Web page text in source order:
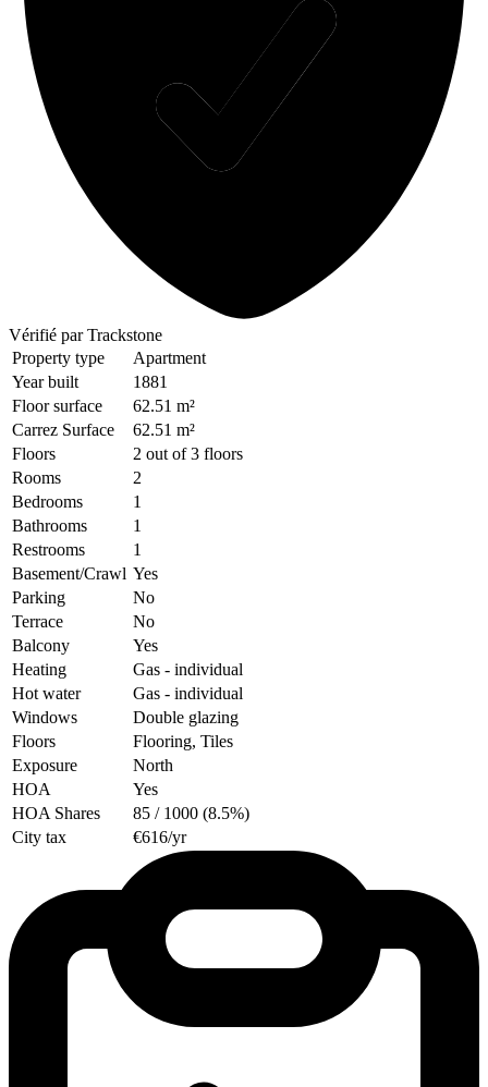
Vérifié par Trackstone
Property type
Apartment
Year built
1881
Floor surface
62.51 m²
Carrez Surface
62.51 m²
Floors
2 out of 3 floors
Rooms
2
Bedrooms
1
Bathrooms
1
Restrooms
1
Basement/Crawl Yes
Parking
No
Terrace
No
Balcony
Yes
Heating
Gas - individual
Hot water
Gas - individual
Windows
Double glazing
Floors
Flooring, Tiles
Exposure
North
HOA
Yes
HOA Shares
85 / 1000 (8.5%)
City tax
€616/yr